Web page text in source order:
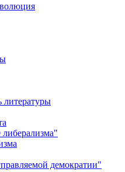
литературы
демократии"